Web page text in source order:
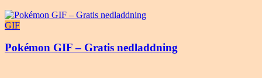
GIF
Pokémon GIF – Gratis nedladdning